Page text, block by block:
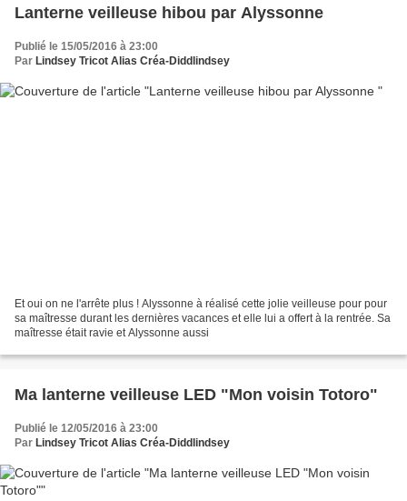
Lanterne veilleuse hibou par Alyssonne
Publié le 15/05/2016 à 23:00
Par Lindsey Tricot Alias Créa-Diddlindsey
Et oui on ne l'arrête plus ! Alyssonne à réalisé cette jolie veilleuse pour pour
sa maîtresse durant les dernières vacances et elle lui a offert à la rentrée. Sa
maîtresse était ravie et Alyssonne aussi
Ma lanterne veilleuse LED "Mon voisin Totoro"
Publié le 12/05/2016 à 23:00
Par Lindsey Tricot Alias Créa-Diddlindsey